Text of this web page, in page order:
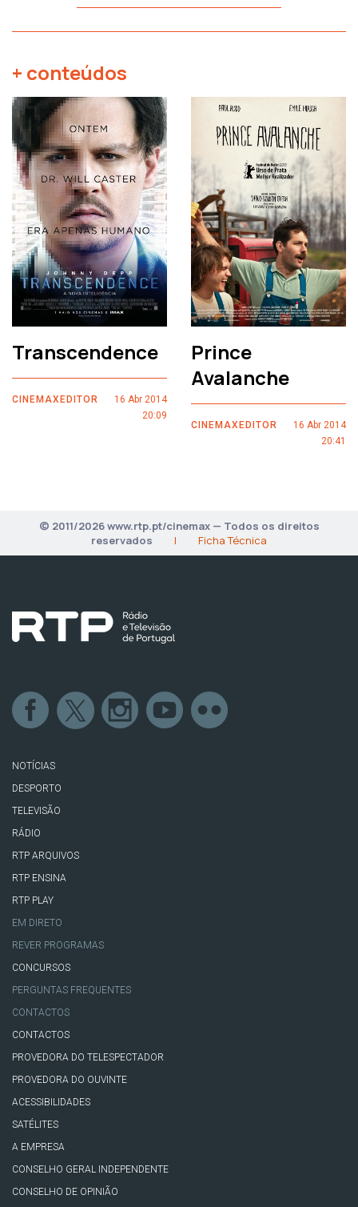
+ conteúdos
Transcendence
CINEMAXEDITOR
16 Abr 2014
20:09
Prince
Avalanche
CINEMAXEDITOR
16 Abr 2014
20:41
© 2011/2026 www.rtp.pt/cinemax — Todos os direitos
reservados
| Ficha Técnica
NOTÍCIAS
DESPORTO
TELEVISÃO
RÁDIO
RTP ARQUIVOS
RTP ENSINA
RTP PLAY
EM DIRETO
REVER PROGRAMAS
CONCURSOS
PERGUNTAS FREQUENTES
CONTACTOS
CONTACTOS
PROVEDORA DO TELESPECTADOR
PROVEDORA DO OUVINTE
ACESSIBILIDADES
SATÉLITES
A EMPRESA
CONSELHO GERAL INDEPENDENTE
CONSELHO DE OPINIÃO